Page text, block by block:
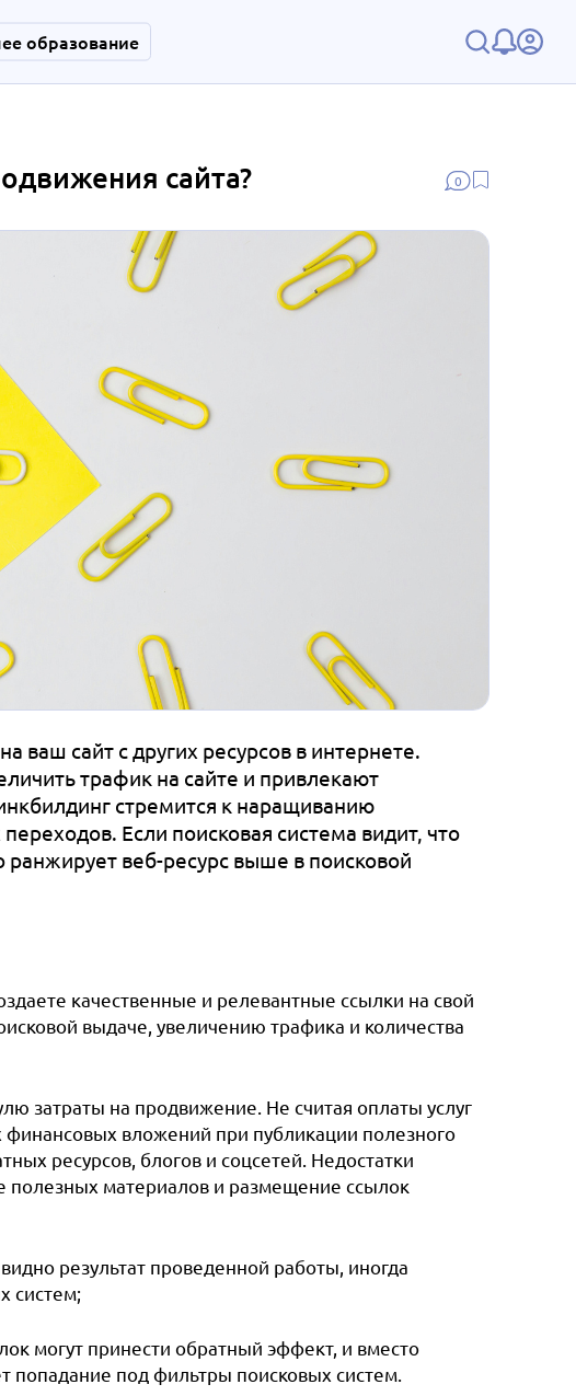
образование
0
сайта?
ваш сайт с других ресурсов в интернете.
трафик на сайте и привлекают
стремится к наращиванию
Если поисковая система видит, что
ранжирует веб-ресурс выше в поисковой
качественные и релевантные ссылки на свой
выдаче, увеличению трафика и количества
затраты на продвижение. Не считая оплаты услуг
финансовых вложений при публикации полезного
ресурсов, блогов и соцсетей. Недостатки
полезных материалов и размещение ссылок
результат проведенной работы, иногда
систем;
могут принести обратный эффект, и вместо
попадание под фильтры поисковых систем.